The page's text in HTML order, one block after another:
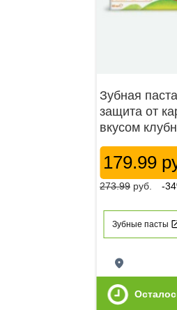
Зубная
защита от
вкусом
179.99
273.99 руб. -
Зубные пасты
place